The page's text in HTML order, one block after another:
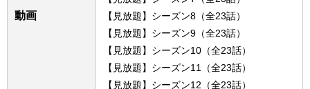
動画
【見放題】シーズン8（全23話）
【見放題】シーズン9（全23話）
【見放題】シーズン10（全23話）
【見放題】シーズン11（全23話）
【見放題】シーズン12（全23話）